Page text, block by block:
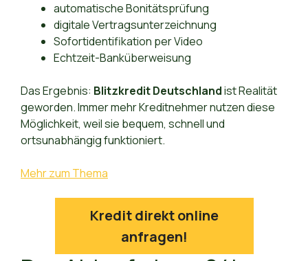
automatische Bonitätsprüfung
digitale Vertragsunterzeichnung
Sofortidentifikation per Video
Echtzeit-Banküberweisung
Das Ergebnis: Blitzkredit Deutschlandist Realität
geworden. Immer mehr Kreditnehmer nutzen diese
Möglichkeit, weil sie bequem, schnell und
ortsunabhängig funktioniert.
Mehr zum Thema
Kredit direkt online
anfragen!